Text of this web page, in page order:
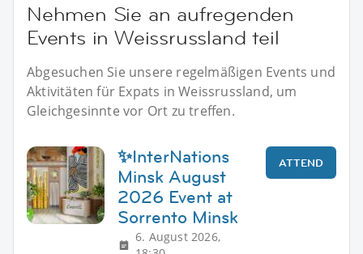
Nehmen Sie an aufregenden
Events in Weissrussland teil
Abgesuchen Sie unsere regelmäßigen Events und
Aktivitäten für Expats in Weissrussland, um
Gleichgesinnte vor Ort zu treffen.
✨InterNations
Minsk August
2026 Event at
Sorrento Minsk
6. August 2026,
ATTEND